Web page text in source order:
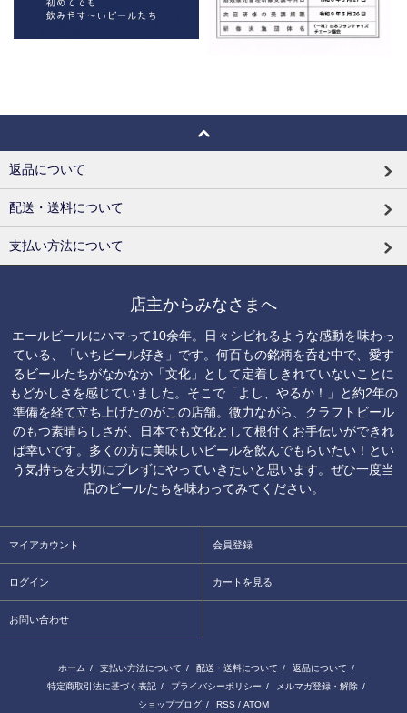
返品について
配送・送料について
支払い方法について
店主からみなさまへ
エールビールにハマって10余年。日々シビれるような感動を味わっ
ている、「いちビール好き」です。何百もの銘柄を呑む中で、愛す
るビールたちがなかなか「文化」として定着しきれていないことに
もどかしさを感じていました。そこで「よし、やるか！」と約2年の
準備を経て立ち上げたのがこの店舗。微力ながら、クラフトビール
のもつ素晴らしさが、日本でも文化として根付くお手伝いができれ
ば幸いです。多くの方に美味しいビールを飲んでもらいたい！とい
う気持ちを大切にブレずにやっていきたいと思います。ぜひ一度当
店のビールたちを味わってみてください。
マイアカウント 会員登録
ログイン カートを見る
お問い合わせ
ホーム / 支払い方法について / 配送・送料について / 返品について /
特定商取引法に基づく表記 / プライバシーポリシー / メルマガ登録・解除 /
ショップブログ / RSS / ATOM